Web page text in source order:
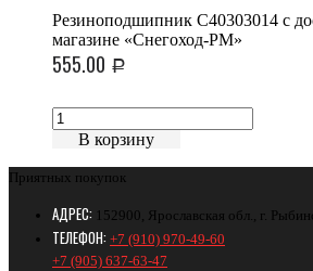
Резиноподшипник C40303014 с
магазине «Снегоход-РМ»
555.00 Р
В корзину
Приятных покупок
АДРЕС: 152900, Ярославская обл., г.
ТЕЛЕФОН: +7 (910) 970-49-60
+7 (905) 637-63-47